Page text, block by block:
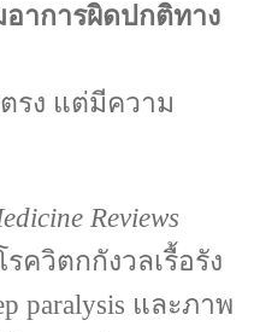
าการผิดปกติทาง
รง แต่มีความ
Reviews
ควิตกกังวลเรื้อรัง
paralysis และภาพ